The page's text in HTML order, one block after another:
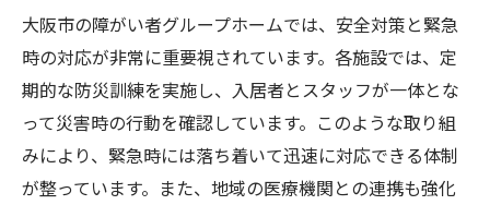
大阪市の障がい者グループホームでは、安全対策と緊急
時の対応が非常に重要視されています。各施設では、定
期的な防災訓練を実施し、入居者とスタッフが一体とな
って災害時の行動を確認しています。このような取り組
みにより、緊急時には落ち着いて迅速に対応できる体制
が整っています。また、地域の医療機関との連携も強化